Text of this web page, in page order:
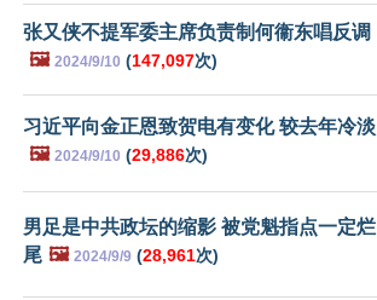
张又侠不提军委主席负责制何衞东唱反调
🖼️ 2024/9/10 (147,097次)
习近平向金正恩致贺电有变化 较去年冷淡
🖼️ 2024/9/10 (29,886次)
男足是中共政坛的缩影 被党魁指点一定烂
尾 🖼️ 2024/9/9 (28,961次)